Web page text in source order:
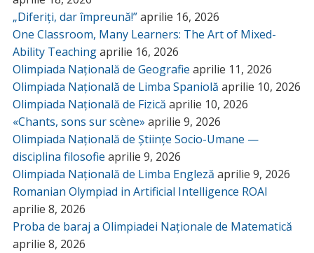
„Diferiți, dar împreună!”aprilie 16, 2026
One Classroom, Many Learners: The Art of Mixed-
Ability Teachingaprilie 16, 2026
Olimpiada Națională de Geografie aprilie 11, 2026
Olimpiada Națională de Limba Spaniolă aprilie 10, 2026
Olimpiada Națională de Fizică aprilie 10, 2026
«Chants, sons sur scène» aprilie 9, 2026
Olimpiada Națională de Științe Socio-Umane —
disciplina filosofie aprilie 9, 2026
Olimpiada Națională de Limba Engleză aprilie 9, 2026
Romanian Olympiad in Artificial Intelligence ROAI
aprilie 8, 2026
Proba de baraj a Olimpiadei Naționale de Matematică
aprilie 8, 2026